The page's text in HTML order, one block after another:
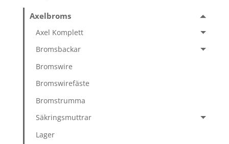
Axelbroms
Axel Komplett
Bromsbackar
Bromswire
Bromswirefäste
Bromstrumma
Säkringsmuttrar
Lager